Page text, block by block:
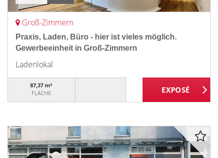
Groß-Zimmern
Praxis, Laden, Büro - hier ist vieles möglich.
Gewerbeeinheit in Groß-Zimmern
Ladenlokal
87,37 m²
FLÄCHE